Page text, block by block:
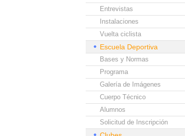
Entrevistas
Instalaciones
Vuelta ciclista
Escuela Deportiva
Bases y Normas
Programa
Galería de Imágenes
Cuerpo Técnico
Alumnos
Solicitud de Inscripción